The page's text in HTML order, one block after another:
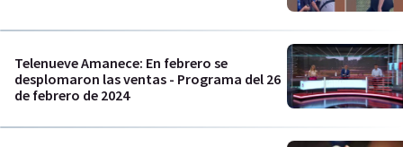
Telenueve Amanece: En febrero se
desplomaron las ventas - Programa del 26
de febrero de 2024